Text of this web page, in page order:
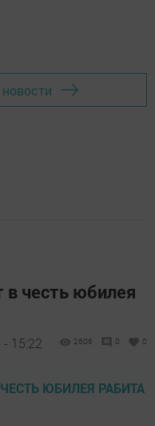
в честь юбилея
15:22 2606 0 0